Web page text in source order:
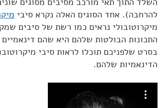
להרחבה). אחד הסוגים האלה נקרא סיבי
מיקרוטובולי נראים כמו רשת של סיבים
התכונות הבולטות שלהם היא שהם
בסרט שלפניכם תוכלו לראות סיבי
הדינאמיות שלהם.